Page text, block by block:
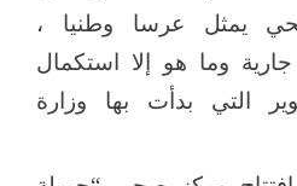
يمثل عرسا وطنيا ،
وما هو إلا استكمال
التي بدأت بها وزارة